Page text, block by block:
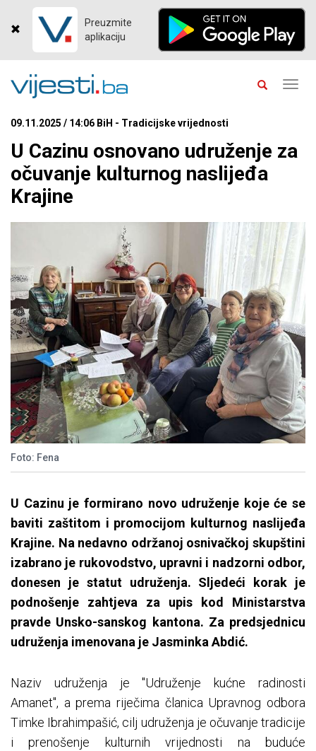
Preuzmite
aplikaciju
09.11.2025 / 14:06 BiH - Tradicijske vrijednosti
U Cazinu osnovano udruženje za
očuvanje kulturnog naslijeđa
Krajine
Foto: Fena
U Cazinu je formirano novo udruženje koje će se
baviti zaštitom i promocijom kulturnog naslijeđa
Krajine. Na nedavno održanoj osnivačkoj skupštini
izabrano je rukovodstvo, upravni i nadzorni odbor,
donesen je statut udruženja. Sljedeći korak je
podnošenje zahtjeva za upis kod Ministarstva
pravde Unsko-sanskog kantona. Za predsjednicu
udruženja imenovana je Jasminka Abdić.
Naziv udruženja je "Udruženje kućne radinosti
Amanet", a prema riječima članica Upravnog odbora
Timke Ibrahimpašić, cilj udruženja je očuvanje tradicije
i prenošenje kulturnih vrijednosti na buduće